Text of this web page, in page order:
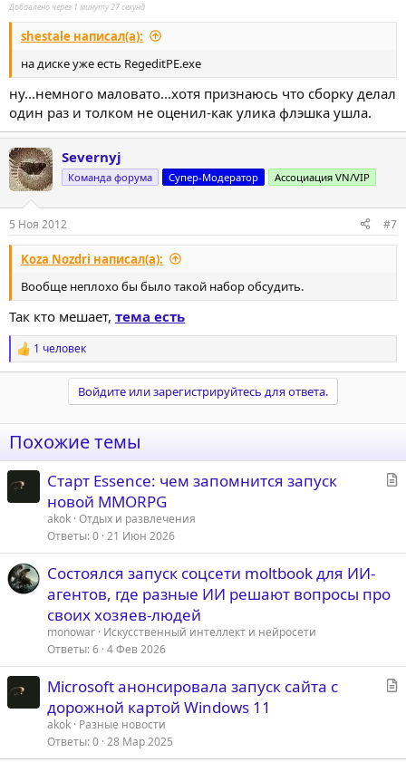
Добавлено через 1 минуту 27 секунд
shestale написал(а):
на диске уже есть RegeditPE.exe
ну...немного маловато...хотя признаюсь что сборку делал
один раз и толком не оценил-как улика флэшка ушла.
Severnyj
Команда форума Супер-Модератор Ассоциация VN/VIP
5 Ноя 2012 #7
Koza Nozdri написал(а):
Вообще неплохо бы было такой набор обсудить.
Так кто мешает, тема есть
Р
е
и
и
1 человек
Войдите или зарегистрируйтесь для ответа.
Похожие темы
ь
Старт Essence: чем запомнится запуск
новой MMORPG
akok Отдых и развлечения
Ответы 0 21 Июн 2026
Состоялся запуск соцсети moltbook для ИИ-
агентов, где разные ИИ решают вопросы про
своих хозяев-людей
monowar Искусственный интеллект и нейросети
Ответы 6 4 Фев 2026
Microsoft анонсировала запуск сайта с
дорожной картой Windows 11
akok Разные новости
Ответы 0 28 Мар 2025